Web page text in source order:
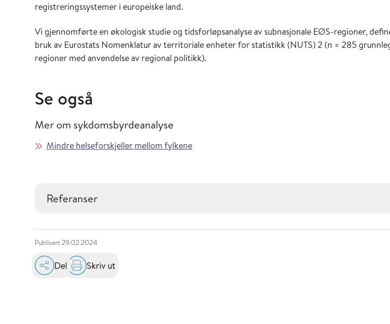
registreringssystemer i europeiske land.
Vi gjennomførte en økologisk studie og tidsforløpsanalyse av subnasjonale EØS-regioner,
bruk av Eurostats Nomenklatur av territoriale enheter for statistikk (NUTS) 2 (n = 285
regioner med anvendelse av regional politikk).
Se også
Mer om sykdomsbyrdeanalyse
Mindre helseforskjeller mellom fylkene
Referanser
Publisert29.02.2024
Del Skriv ut